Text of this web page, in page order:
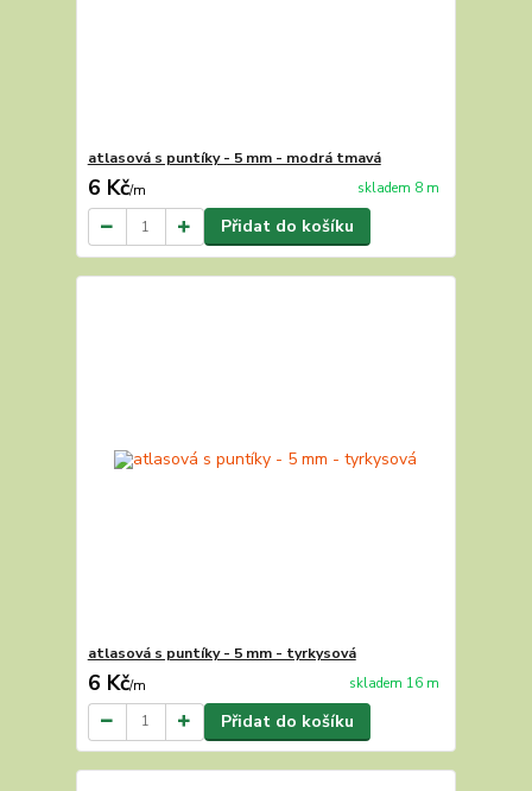
atlasová s puntíky - 5 mm - modrá tmavá
6 Kč/m skladem 8 m
Přidat do košíku
atlasová s puntíky - 5 mm - tyrkysová
6 Kč/m skladem 16 m
Přidat do košíku